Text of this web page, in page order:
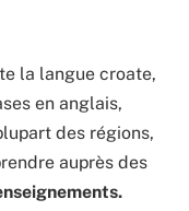
la langue croate,
en anglais,
des régions,
auprès des